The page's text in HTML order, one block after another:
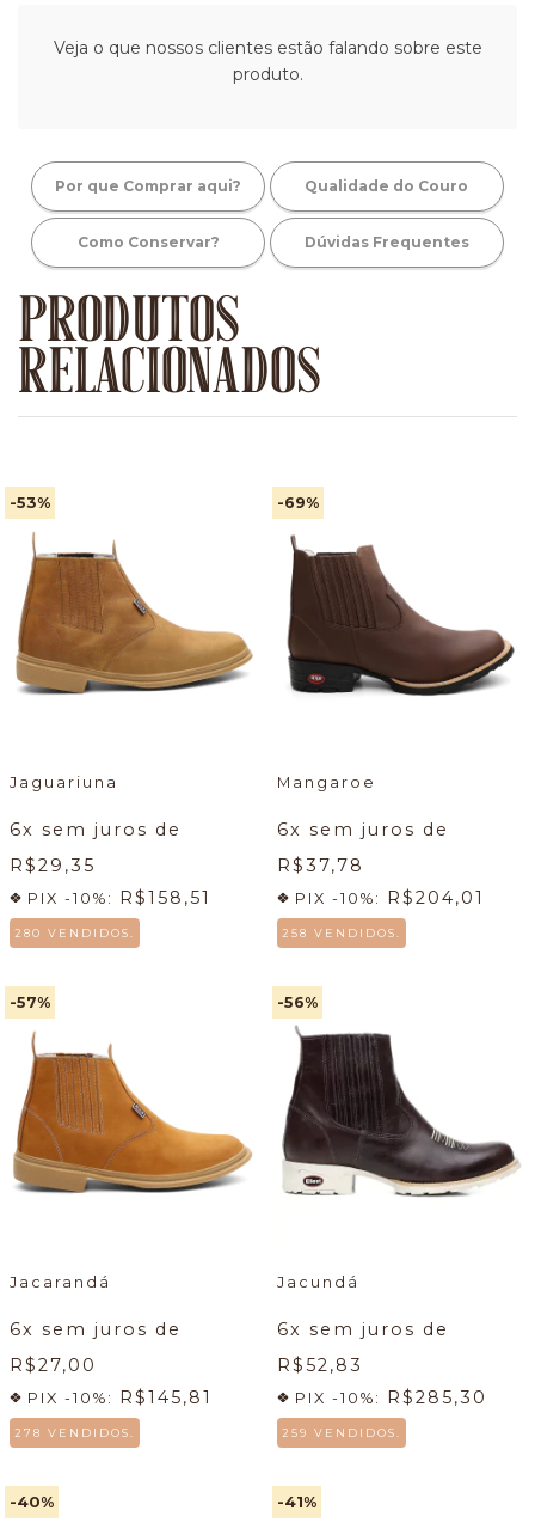
Veja o que nossos clientes estão falando sobre este
produto.
Por que Comprar aqui? Qualidade do Couro
Como Conservar? Dúvidas Frequentes
PRODUTOS
RELACIONADOS
-53%
Jaguariuna
6x sem juros de
R$29,35
PIX -10%: R$158,51
280 VENDIDOS.
-69%
Mangaroe
6x sem juros de
R$37,78
PIX -10%: R$204,01
258 VENDIDOS.
-57%
Jacarandá
6x sem juros de
R$27,00
PIX -10%: R$145,81
278 VENDIDOS.
-56%
Jacundá
6x sem juros de
R$52,83
PIX -10%: R$285,30
259 VENDIDOS.
-40% -41%